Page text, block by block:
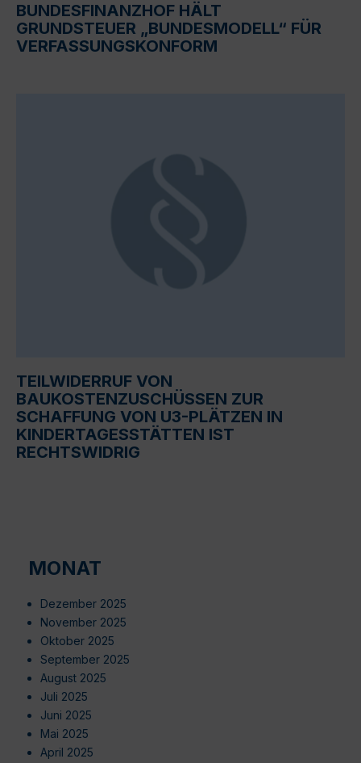
BUNDESFINANZHOF HÄLT
GRUNDSTEUER „BUNDESMODELL“ FÜR
VERFASSUNGSKONFORM
TEILWIDERRUF VON
BAUKOSTENZUSCHÜSSEN ZUR
SCHAFFUNG VON U3-PLÄTZEN IN
KINDERTAGESSTÄTTEN IST
RECHTSWIDRIG
MONAT
Dezember 2025
November 2025
Oktober 2025
September 2025
August 2025
Juli 2025
Juni 2025
Mai 2025
April 2025